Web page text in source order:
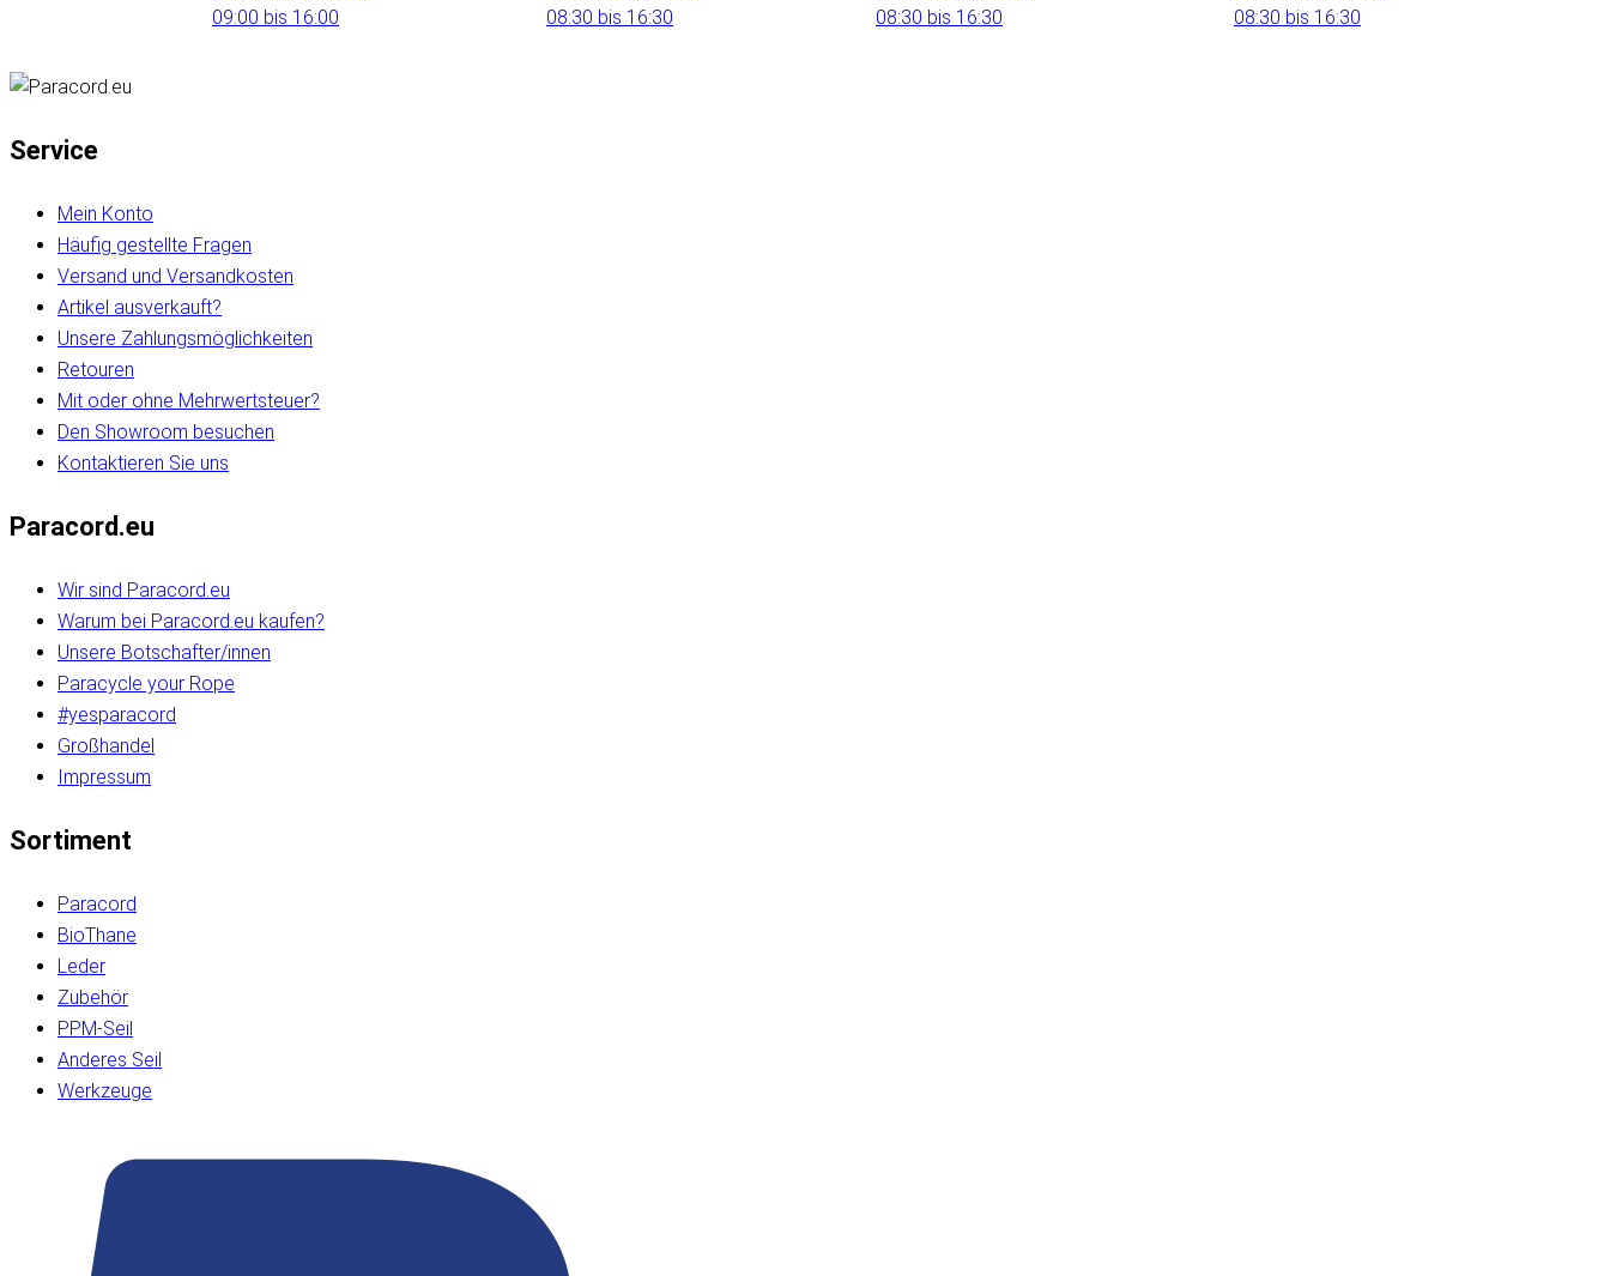
09:00 bis 16:00
08:30 bis 16:30
08:30 bis 16:30
08:30 bis 16:30
Service
Mein Konto
Häufig gestellte Fragen
Versand und Versandkosten
Artikel ausverkauft?
Unsere Zahlungsmöglichkeiten
Retouren
Mit oder ohne Mehrwertsteuer?
Den Showroom besuchen
Kontaktieren Sie uns
Paracord.eu
Wir sind Paracord.eu
Warum bei Paracord.eu kaufen?
Unsere Botschafter/innen
Paracycle your Rope
#yesparacord
Großhandel
Impressum
Sortiment
Paracord
BioThane
Leder
Zubehör
PPM-Seil
Anderes Seil
Werkzeuge